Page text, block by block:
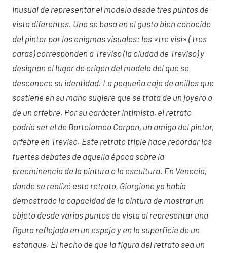
inusual de representar el modelo desde tres puntos de
vista diferentes. Una se basa en el gusto bien conocido
del pintor por los enigmas visuales: los «tre visi» ( tres
caras) corresponden a Treviso (la ciudad de Treviso) y
designan el lugar de origen del modelo del que se
desconoce su identidad. La pequeña caja de anillos que
sostiene en su mano sugiere que se trata de un joyero o
de un orfebre. Por su carácter intimista, el retrato
podría ser el de Bartolomeo Carpan, un amigo del pintor,
orfebre en Treviso. Este retrato triple hace recordar los
fuertes debates de aquella época sobre la
preeminencia de la pintura o la escultura. En Venecia,
donde se realizó este retrato, Giorgione ya había
demostrado la capacidad de la pintura de mostrar un
objeto desde varios puntos de vista al representar una
figura reflejada en un espejo y en la superficie de un
estanque. El hecho de que la figura del retrato sea un